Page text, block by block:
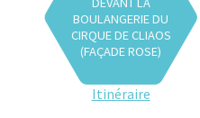
BOULANGERIE DU
CIRQUE DE CLIAOS
(FAÇADE ROSE)
Itinéraire